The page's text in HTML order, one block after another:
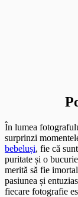
În lumea
surprinzi
bebeluși, fie că
puritate și o
merită să fie
pasiunea și
fiecare fotografie